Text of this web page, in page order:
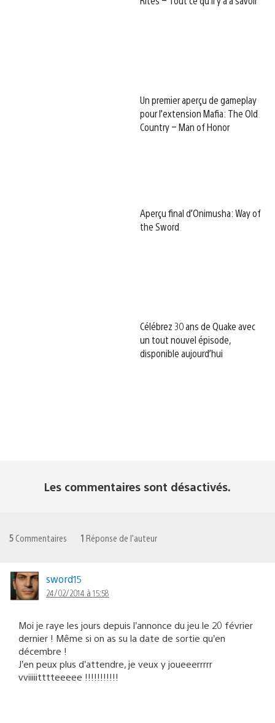
Un premier aperçu de gameplay
pour l’extension Mafia: The Old
Country – Man of Honor
Aperçu final d’Onimusha: Way of
the Sword
Célébrez 30 ans de Quake avec
un tout nouvel épisode,
disponible aujourd’hui
Les commentaires sont désactivés.
5 Commentaires 1 Réponse de l'auteur
sword15
24/02/2014 à 15:58
Moi je raye les jours depuis l’annonce du jeu le 20 février
dernier ! Même si on as su la date de sortie qu’en
décembre !
J’en peux plus d’attendre, je veux y joueeerrrrr
vviiiiitttteeeee !!!!!!!!!!!